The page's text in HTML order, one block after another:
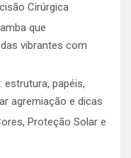
Cirúrgica
que
vibrantes com
estrutura, papéis,
agremiação e dicas
Proteção Solar e